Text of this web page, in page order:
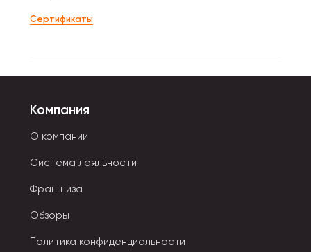
Сертификаты
Компания
О компании
Система лояльности
Франшиза
Обзоры
Политика конфиденциальности